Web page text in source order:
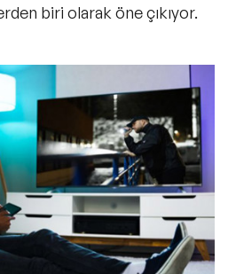
biri olarak öne çıkıyor.